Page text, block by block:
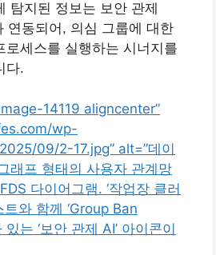
탐지된 정보는 보안 관제
연동되어, 의심 그룹에 대한
로세스를 실행하는 시너지를
다.
14119 aligncenter”
wp-
09/2-17.jpg” alt=”데이
래프 형태의 사용자 관계망
다이어그램. ‘작업장 클러
트와 함께 ‘Group Ban
는 ‘보안 관제 AI’ 아이콘이